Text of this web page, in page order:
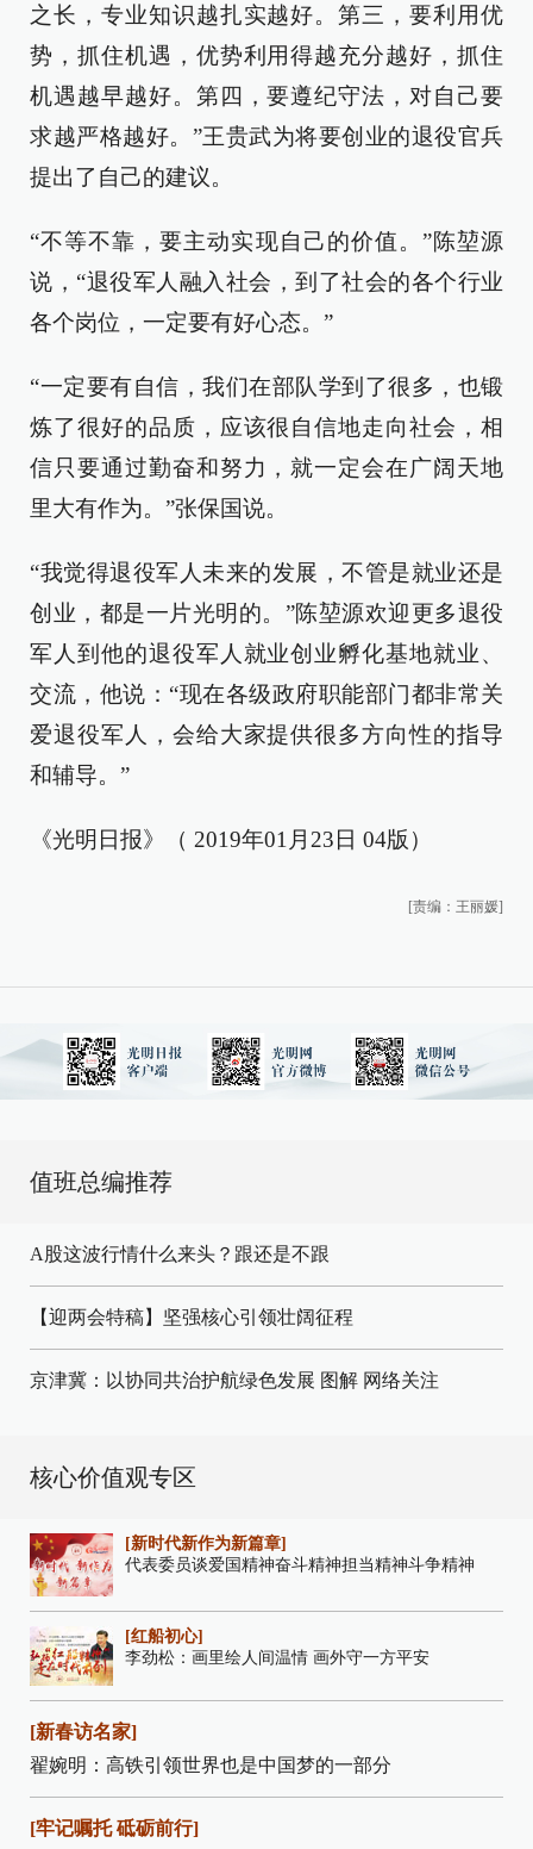
之长，专业知识越扎实越好。第三，要利用优
势，抓住机遇，优势利用得越充分越好，抓住
机遇越早越好。第四，要遵纪守法，对自己要
求越严格越好。”王贵武为将要创业的退役官兵
提出了自己的建议。
“不等不靠，要主动实现自己的价值。”陈堃源
说，“退役军人融入社会，到了社会的各个行业
各个岗位，一定要有好心态。”
“一定要有自信，我们在部队学到了很多，也锻
炼了很好的品质，应该很自信地走向社会，相
信只要通过勤奋和努力，就一定会在广阔天地
里大有作为。”张保国说。
“我觉得退役军人未来的发展，不管是就业还是
创业，都是一片光明的。”陈堃源欢迎更多退役
军人到他的退役军人就业创业孵化基地就业、
交流，他说：“现在各级政府职能部门都非常关
爱退役军人，会给大家提供很多方向性的指导
和辅导。”
《光明日报》（ 2019年01月23日 04版）
[责编：王丽媛]
值班总编推荐
A股这波行情什么来头？跟还是不跟
【迎两会特稿】坚强核心引领壮阔征程
京津冀：以协同共治护航绿色发展 图解 网络关注
核心价值观专区
[新时代新作为新篇章]
代表委员谈爱国精神奋斗精神担当精神斗争精神
[红船初心]
李劲松：画里绘人间温情 画外守一方平安
[新春访名家]
翟婉明：高铁引领世界也是中国梦的一部分
[牢记嘱托 砥砺前行]